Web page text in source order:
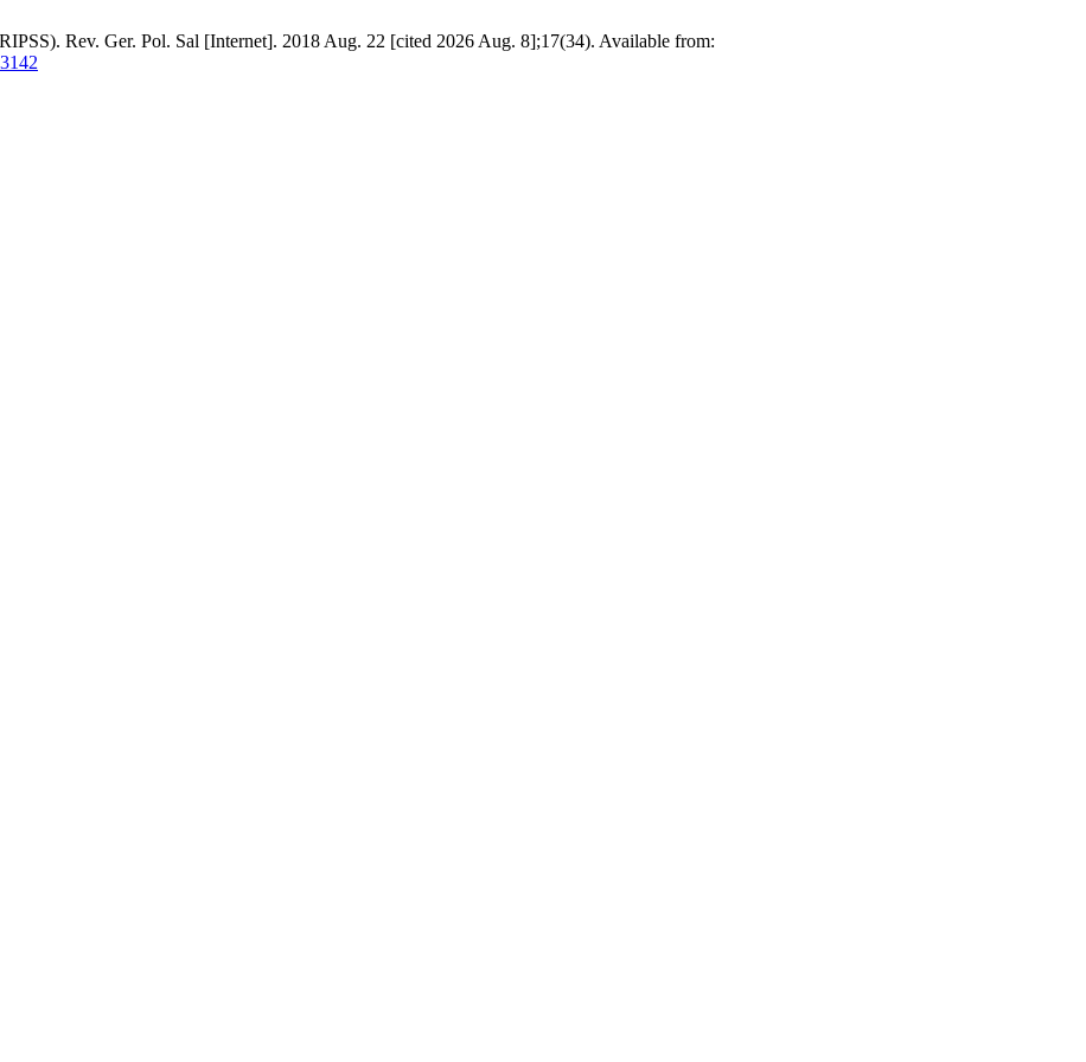
Rev. Ger. Pol. Sal [Internet]. 2018 Aug. 22 [cited 2026 Aug. 8];17(34). Available from: